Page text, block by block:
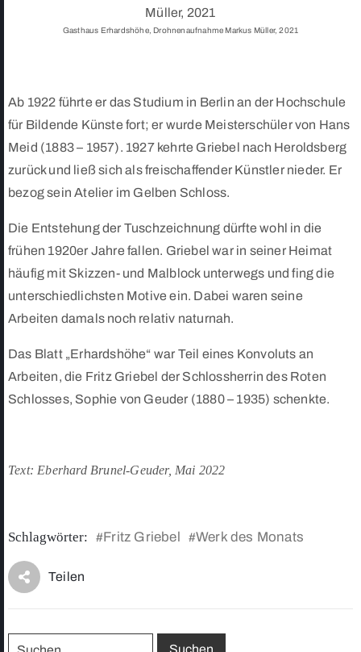
Gasthaus Erhardshöhe, Drohnenaufnahme Markus Müller, 2021
Ab 1922 führte er das Studium in Berlin an der Hochschule
für Bildende Künste fort; er wurde Meisterschüler von Hans
Meid (1883 – 1957). 1927 kehrte Griebel nach Heroldsberg
zurück und ließ sich als freischaffender Künstler nieder. Er
bezog sein Atelier im Gelben Schloss.
Die Entstehung der Tuschzeichnung dürfte wohl in die
frühen 1920er Jahre fallen. Griebel war in seiner Heimat
häufig mit Skizzen- und Malblock unterwegs und fing die
unterschiedlichsten Motive ein. Dabei waren seine
Arbeiten damals noch relativ naturnah.
Das Blatt „Erhardshöhe“ war Teil eines Konvoluts an
Arbeiten, die Fritz Griebel der Schlossherrin des Roten
Schlosses, Sophie von Geuder (1880 – 1935) schenkte.
Text: Eberhard Brunel-Geuder, Mai 2022
Schlagwörter: #Fritz Griebel #Werk des Monats
Teilen